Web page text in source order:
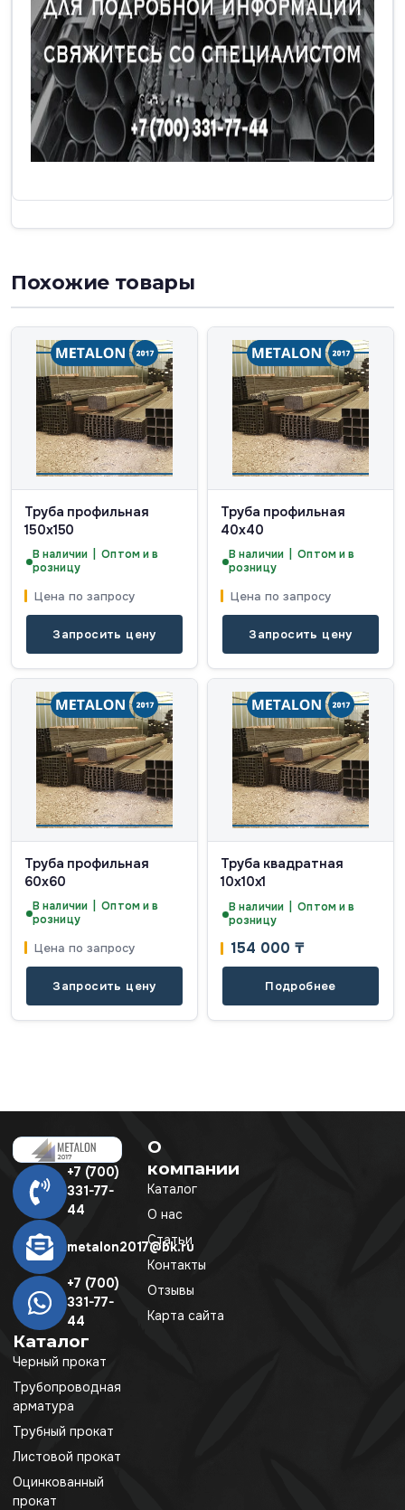
Похожие товары
Труба профильная
150х150
В наличии | Оптом и в
розницу
Цена по запросу
Запросить цену
Труба профильная
40х40
В наличии | Оптом и в
розницу
Цена по запросу
Запросить цену
Труба профильная
60х60
В наличии | Оптом и в
розницу
Цена по запросу
Запросить цену
Труба квадратная
10х10х1
В наличии | Оптом и в
розницу
154 000 ₸
Подробнее
+7 (700)
331-77-
44
metalon2017@bk.ru
+7 (700)
331-77-
44
Каталог
Черный прокат
Трубопроводная
арматура
Трубный прокат
Листовой прокат
Оцинкованный
прокат
О
компании
Каталог
О нас
Статьи
Контакты
Отзывы
Карта сайта